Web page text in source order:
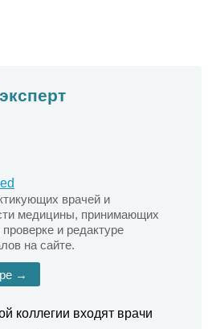
врачей и
медицины, принимающих
и редактуре
на сайте.
→
коллегии входят врачи